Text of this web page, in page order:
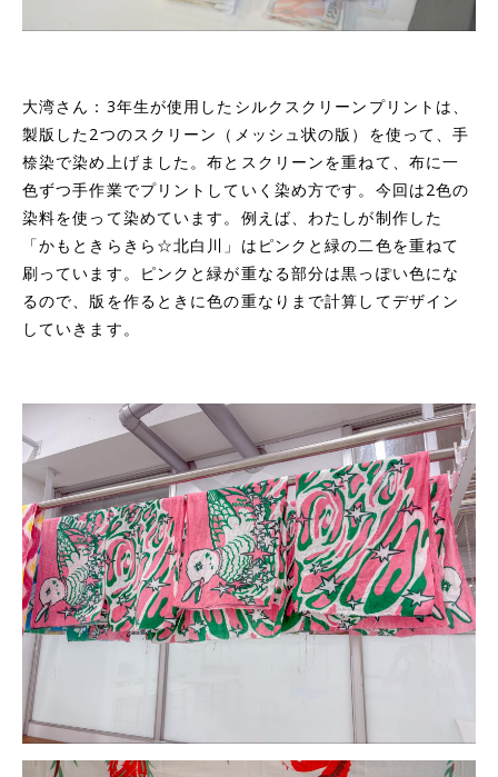
大湾さん：3年生が使用したシルクスクリーンプリントは、
製版した2つのスクリーン（メッシュ状の版）を使って、手
㮈染で染め上げました。布とスクリーンを重ねて、布に一
色ずつ手作業でプリントしていく染め方です。今回は2色の
染料を使って染めています。例えば、わたしが制作した
「かもときらきら☆北白川」はピンクと緑の二色を重ねて
刷っています。ピンクと緑が重なる部分は黒っぽい色にな
るので、版を作るときに色の重なりまで計算してデザイン
していきます。